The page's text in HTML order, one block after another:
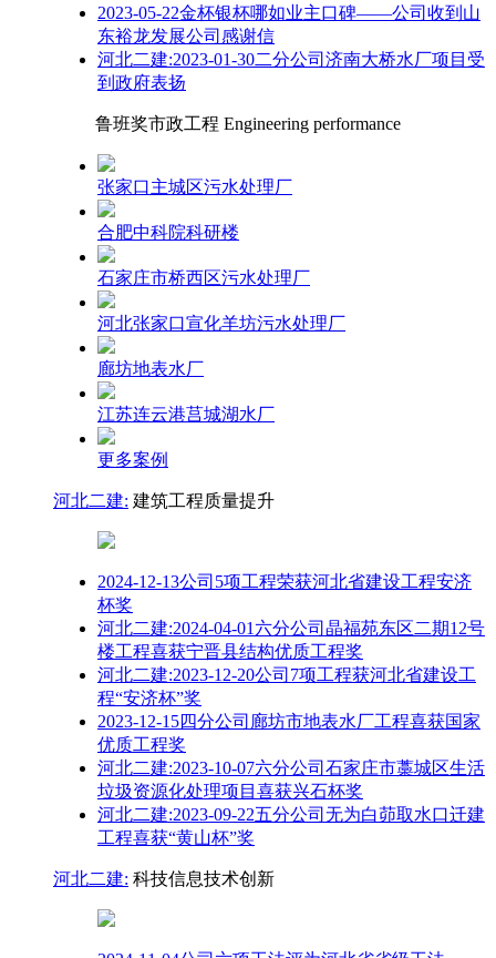
2023-05-22金杯银杯哪如业主口碑——公司收到山
东裕龙发展公司感谢信
河北二建:2023-01-30二分公司济南大桥水厂项目受
到政府表扬
鲁班奖市政工程 Engineering performance
张家口主城区污水处理厂
合肥中科院科研楼
石家庄市桥西区污水处理厂
河北张家口宣化羊坊污水处理厂
廊坊地表水厂
江苏连云港莒城湖水厂
更多案例
河北二建: 建筑工程质量提升
2024-12-13公司5项工程荣获河北省建设工程安济
杯奖
河北二建:2024-04-01六分公司晶福苑东区二期12号
楼工程喜获宁晋县结构优质工程奖
河北二建:2023-12-20公司7项工程获河北省建设工
程“安济杯”奖
2023-12-15四分公司廊坊市地表水厂工程喜获国家
优质工程奖
河北二建:2023-10-07六分公司石家庄市藁城区生活
垃圾资源化处理项目喜获兴石杯奖
河北二建:2023-09-22五分公司无为白茆取水口迁建
工程喜获“黄山杯”奖
河北二建: 科技信息技术创新